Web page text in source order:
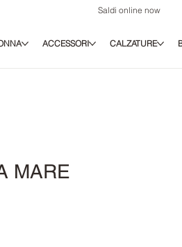
Saldi online now
ACCESSORI CALZATURE
MARE